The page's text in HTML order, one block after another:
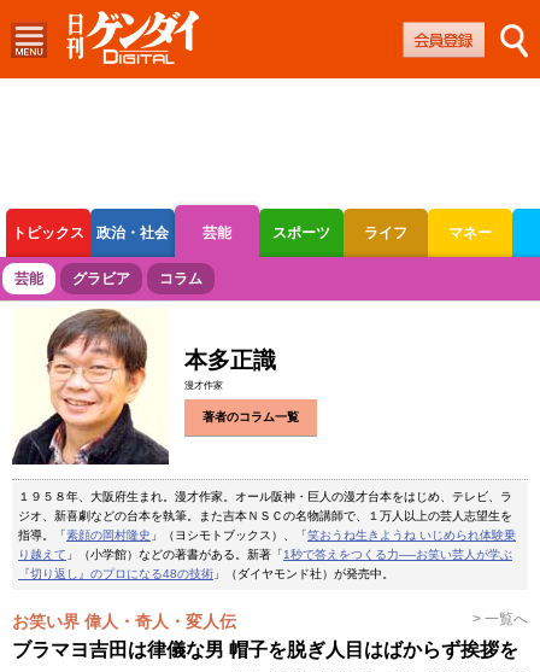
トピックス 政治・社会 芸能 スポーツ ライフ マネー
ボートレース 競輪 オートレース
芸能 グラビア コラム
本多正識
漫才作家
著者のコラム一覧
１９５８年、大阪府生まれ。漫才作家。オール阪神・巨人の漫才台本をはじめ、テレビ、ラ
ジオ、新喜劇などの台本を執筆。また吉本ＮＳＣの名物講師で、１万人以上の芸人志望生を
指導。「素顔の岡村隆史 」（ヨシモトブックス）、「笑おうね生きようね いじめられ体験乗
り越えて 」（小学館）などの著書がある。新著「1秒で答えをつくる力──お笑い芸人が学ぶ
『切り返し』のプロになる48の技術 」（ダイヤモンド社）が発売中。
お笑い界 偉人・奇人・変人伝 > 一覧へ
ブラマヨ吉田は律儀な男 帽子を脱ぎ人目はばからず挨拶を